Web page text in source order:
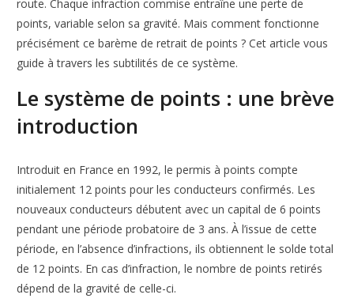
route. Chaque infraction commise entraîne une perte de
points, variable selon sa gravité. Mais comment fonctionne
précisément ce barème de retrait de points ? Cet article vous
guide à travers les subtilités de ce système.
Le système de points : une brève
introduction
Introduit en France en 1992, le permis à points compte
initialement 12 points pour les conducteurs confirmés. Les
nouveaux conducteurs débutent avec un capital de 6 points
pendant une période probatoire de 3 ans. À l’issue de cette
période, en l’absence d’infractions, ils obtiennent le solde total
de 12 points. En cas d’infraction, le nombre de points retirés
dépend de la gravité de celle-ci.